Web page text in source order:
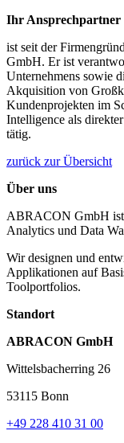
Ihr Ansprechpartner
ist seit der
GmbH. Er ist
Unternehmens sowie
Akquisition von
Kundenprojekten im
Intelligence als
tätig.
zurück zur Übersicht
Über uns
ABRACON GmbH
Analytics und Data
Wir designen und
Applikationen auf
Toolportfolios.
Standort
ABRACON GmbH
Wittelsbacherring 26
53115 Bonn
+49 228 410 31 00